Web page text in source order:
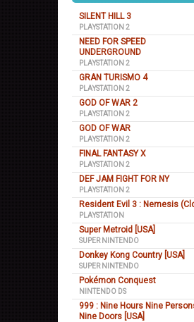
SILENT HILL 3
PLAYSTATION 2
NEED FOR SPEED
UNDERGROUND
PLAYSTATION 2
GRAN TURISMO 4
PLAYSTATION 2
GOD OF WAR 2
PLAYSTATION 2
GOD OF WAR
PLAYSTATION 2
FINAL FANTASY X
PLAYSTATION 2
DEF JAM FIGHT FOR NY
PLAYSTATION 2
Resident Evil 3 : Nemesis
PLAYSTATION
Super Metroid [USA]
SUPER NINTENDO
Donkey Kong Country [USA]
SUPER NINTENDO
Pokémon Conquest
NINTENDO DS
999 : Nine Hours Nine
Nine Doors [USA]